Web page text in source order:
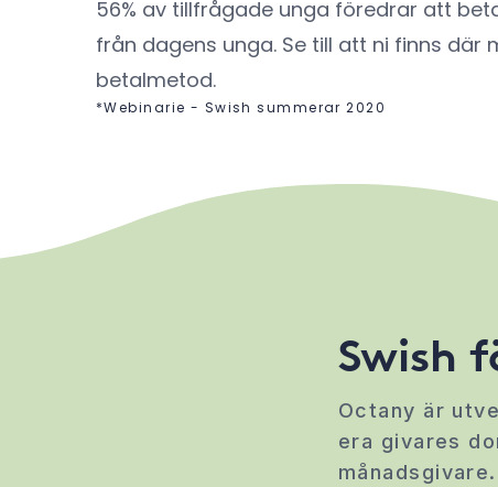
56% av tillfrågade unga föredrar att
från dagens unga. Se till att ni finns
betalmetod.
*Webinarie - Swish summerar 2020
Swish
Octany är
era givares
månadsgivare.